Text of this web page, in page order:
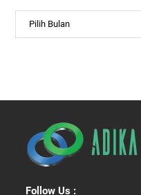
Arsip
Follow Us :